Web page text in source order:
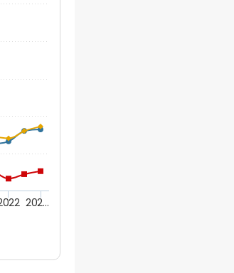
202…